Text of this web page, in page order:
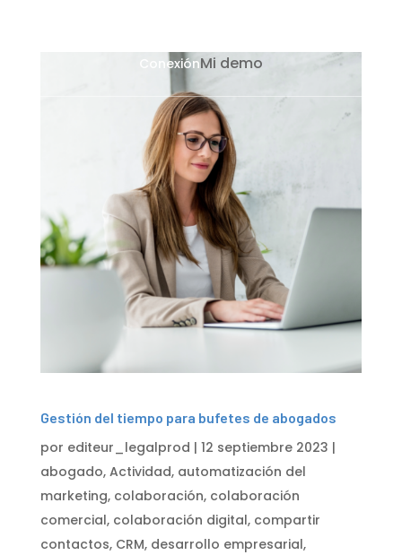
ConexiónMi demo
Gestión del tiempo para bufetes de abogados
por editeur_legalprod | 12 septiembre 2023 |
abogado, Actividad, automatización del
marketing, colaboración, colaboración
comercial, colaboración digital, compartir
contactos, CRM, desarrollo empresarial,